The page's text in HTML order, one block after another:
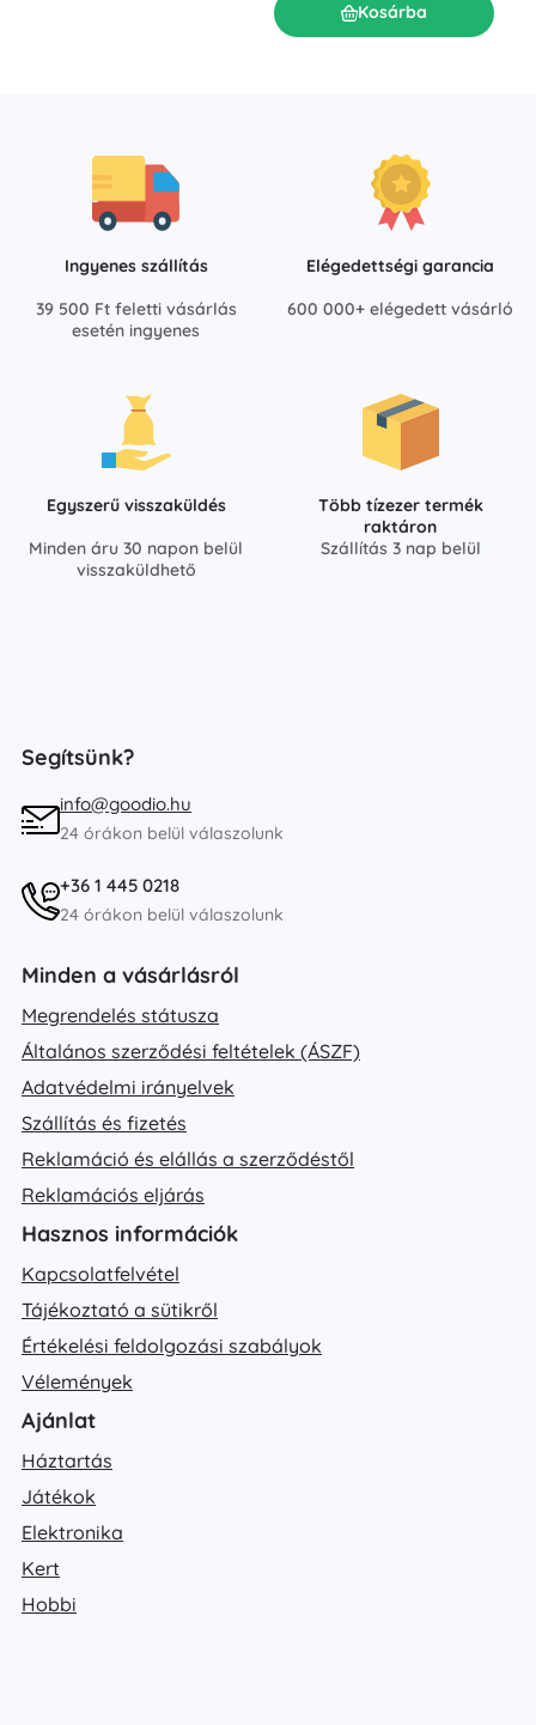
Kosárba
Ingyenes szállítás
39 500 Ft feletti vásárlás
esetén ingyenes
Elégedettségi garancia
600 000+ elégedett vásárló
Egyszerű visszaküldés
Minden áru 30 napon belül
visszaküldhető
Több tízezer termék
raktáron
Szállítás 3 nap belül
Segítsünk?
info@goodio.hu
24 órákon belül válaszolunk
+36 1 445 0218
24 órákon belül válaszolunk
Minden a vásárlásról
Megrendelés státusza
Általános szerződési feltételek (ÁSZF)
Adatvédelmi irányelvek
Szállítás és fizetés
Reklamáció és elállás a szerződéstől
Reklamációs eljárás
Hasznos információk
Kapcsolatfelvétel
Tájékoztató a sütikről
Értékelési feldolgozási szabályok
Vélemények
Ajánlat
Háztartás
Játékok
Elektronika
Kert
Hobbi